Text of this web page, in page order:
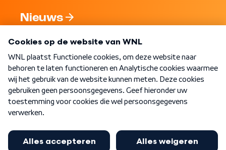
Nieuws
Nieuwsbrief
Word Lid